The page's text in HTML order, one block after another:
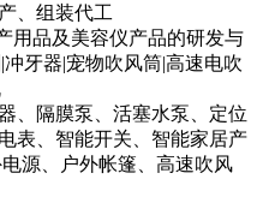
、组装代工
用品及美容仪产品的研发与
牙器|宠物吹风筒|高速电吹
、隔膜泵、活塞水泵、定位
表、智能开关、智能家居产
源、户外帐篷、高速吹风